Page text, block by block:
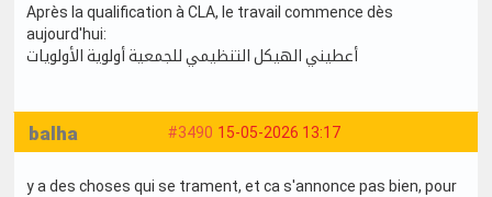
Après la qualification à CLA, le travail commence dès
aujourd'hui:
أعطيني الهيكل التنظيمي للجمعية أولوية الأولويات
#3490 15-05-2026 13:17
balha
y a des choses qui se trament, et ca s'annonce pas bien, pour